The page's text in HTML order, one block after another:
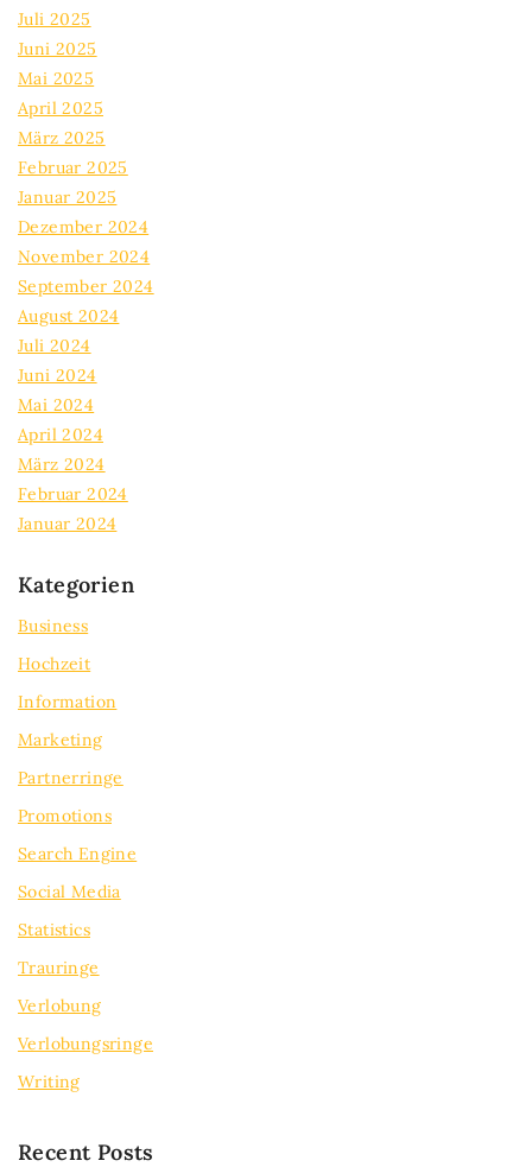
Juli 2025
Juni 2025
Mai 2025
April 2025
März 2025
Februar 2025
Januar 2025
Dezember 2024
November 2024
September 2024
August 2024
Juli 2024
Juni 2024
Mai 2024
April 2024
März 2024
Februar 2024
Januar 2024
Kategorien
Business
Hochzeit
Information
Marketing
Partnerringe
Promotions
Search Engine
Social Media
Statistics
Trauringe
Verlobung
Verlobungsringe
Writing
Recent Posts